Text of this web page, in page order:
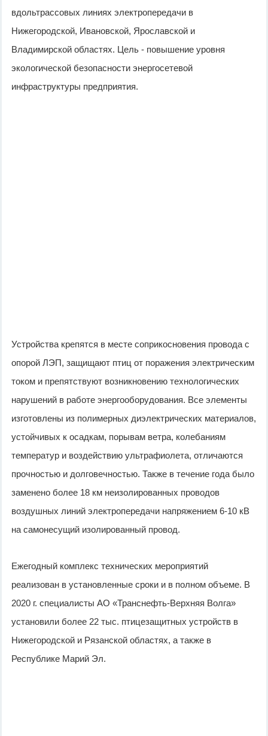
вдольтрассовых линиях электропередачи в
Нижегородской, Ивановской, Ярославской и
Владимирской областях. Цель - повышение уровня
экологической безопасности энергосетевой
инфраструктуры предприятия.
Устройства крепятся в месте соприкосновения провода с
опорой ЛЭП, защищают птиц от поражения электрическим
током и препятствуют возникновению технологических
нарушений в работе энергооборудования. Все элементы
изготовлены из полимерных диэлектрических материалов,
устойчивых к осадкам, порывам ветра, колебаниям
температур и воздействию ультрафиолета, отличаются
прочностью и долговечностью. Также в течение года было
заменено более 18 км неизолированных проводов
воздушных линий электропередачи напряжением 6-10 кВ
на самонесущий изолированный провод.
Ежегодный комплекс технических мероприятий
реализован в установленные сроки и в полном объеме. В
2020 г. специалисты АО «Транснефть-Верхняя Волга»
установили более 22 тыс. птицезащитных устройств в
Нижегородской и Рязанской областях, а также в
Республике Марий Эл.